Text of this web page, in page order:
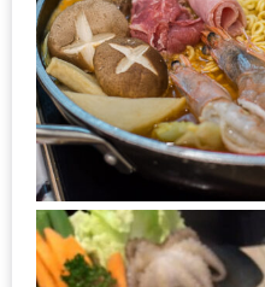
NEW
FACEBOOK
TIMELINE
POLICY
OKTOBERFEST
ครั้ง
ที่